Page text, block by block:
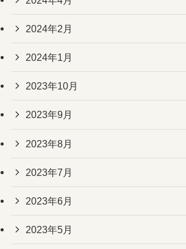
2024年2月
2024年1月
2023年10月
2023年9月
2023年8月
2023年7月
2023年6月
2023年5月